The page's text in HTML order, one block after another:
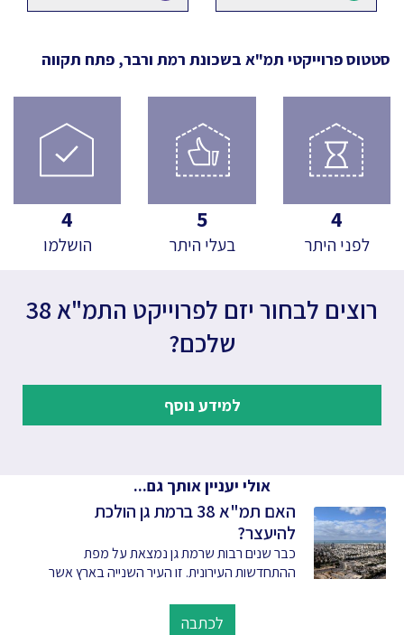
סטטוס פרוייקטי תמ"א בשכונת רמת ורבר, פתח תקווה
4
לפני היתר
5
בעלי היתר
4
הושלמו
רוצים לבחור יזם לפרוייקט התמ"א 38
שלכם?
למידע נוסף
אולי יעניין אותך גם...
האם תמ"א 38 ברמת גן הולכת
להיעצר?
כבר שנים רבות שרמת גן נמצאת על מפת
ההתחדשות העירונית. זו העיר השנייה בארץ אשר
לכתבה